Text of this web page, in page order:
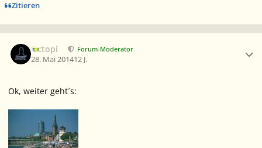
Zitieren
Octopi Forum-Moderator
28. Mai 201412 J.
Ok, weiter geht´s: